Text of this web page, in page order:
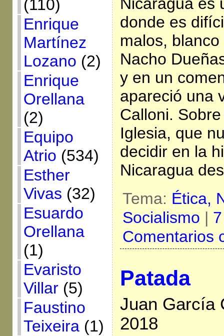
(110)
Enrique
Martínez
Lozano (2)
Enrique
Orellana
(2)
Equipo
Atrio (534)
Esther
Vivas (32)
Esuardo
Orellana
(1)
Evaristo
Villar(5)
Faustino
Teixeira(1)
donde es
malos,
Nacho
y en un
apareció una
Calloni.
Iglesia, que
decidir en la
Nicaragua
Tema: Ética,
Socialismo |
Comentarios
Patada
Juan García
2018